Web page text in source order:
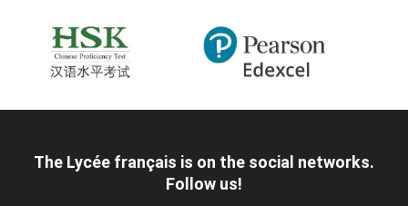
The Lycée français is on the social networks.
Follow us!